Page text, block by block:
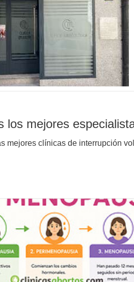
los mejores
mejores clínicas de interrupción